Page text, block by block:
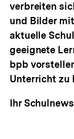
verbreiten
und Bilder
aktuelle
geeignete
bpb
Unterricht zu
Ihr